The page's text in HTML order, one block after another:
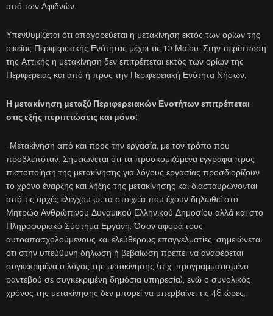
από των Αφιδνών.
Υπενθυμίζεται ότι απαγορεύεται η μετακίνηση εκτός των ορίων της
οικείας Περιφερειακής Ενότητας μέχρι τις 10 Μαΐου. Στην περίπτωση
της Αττικής η μετακίνηση δεν επιτρέπεται εκτός των ορίων της
Περιφέρειας και από ή προς την Περιφερειακή Ενότητα Νήσων.
Η μετακίνηση μεταξύ Περιφερειακών Ενοτήτων επιτρέπεται
στις εξής περιπτώσεις και μόνο:
-Μετακίνηση από και προς την εργασία, με τον τρόπο που
προβλεπόταν. Σημειώνεται ότι τα προσκομιζόμενα έγγραφα προς
πιστοποίηση της μετακίνησης για λόγους εργασίας προσδιορίζουν
το χρόνο έναρξης και λήξης της μετακίνησης και διασταυρώνονται
από τις αρχές ελέγχου με τα στοιχεία που έχουν δηλωθεί στο
Μητρώο Ανθρώπινου Δυναμικού Ελληνικού Δημοσίου αλλά και στο
Πληροφοριακό Σύστημα Εργάνη. Όσον αφορά τους
αυτοαπασχολούμενους και ελεύθερους επαγγελματίες, σημειώνεται
ότι στην υπεύθυνη δήλωση ή βεβαίωση πρέπει να αναφέρεται
συγκεκριμένα ο λόγος της μετακίνησης (π.χ. προγραμματισμένο
ραντεβού σε συγκεκριμένη δημόσια υπηρεσία), ενώ ο συνολικός
χρόνος της μετακίνησης δεν μπορεί να υπερβαίνει τις 48 ώρες.